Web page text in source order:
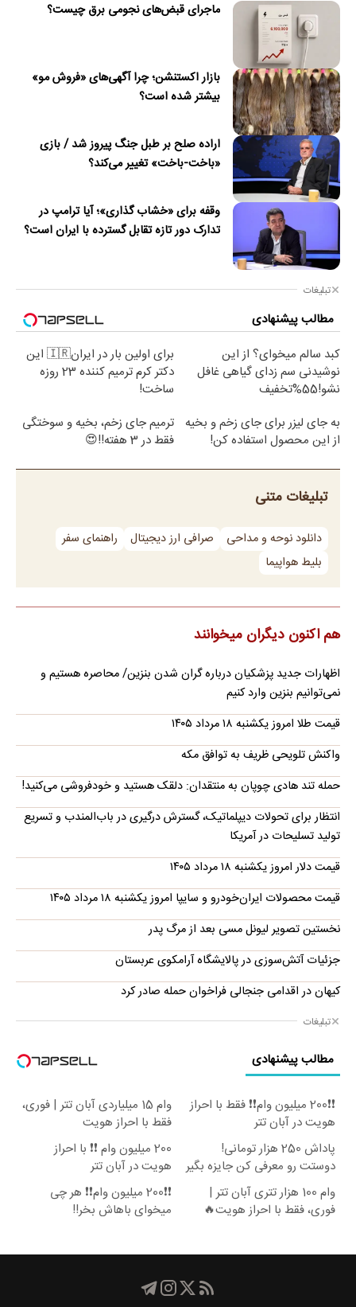
ماجرای قبض‌های نجومی برق چیست؟
بازار اکستنشن؛ چرا آگهی‌های «فروش مو»
بیشتر شده است؟
اراده صلح بر طبل جنگ پیروز شد / بازی
«باخت-باخت» تغییر می‌کند؟
وقفه برای «خشاب گذاری»؛ آیا ترامپ در
تدارک دور تازه تقابل گسترده با ایران است؟
تبلیغات
مطالب پیشنهادی
کبد سالم میخوای؟ از این
نوشیدنی سم زدای گیاهی غافل
نشو!55%تخفیف
برای اولین بار در ایران🇮🇷 این
دکتر کرم ترمیم کننده 23 روزه
ساخت!
به جای لیزر برای جای زخم و بخیه
از این محصول استفاده کن!
ترمیم جای زخم، بخیه و سوختگی
فقط در 3 هفته!!😍
تبلیغات متنی
دانلود نوحه و مداحی صرافی ارز دیجیتال
راهنمای سفر
بلیط هواپیما
هم اکنون دیگران میخوانند
اظهارات جدید پزشکیان درباره گران شدن بنزین/ محاصره هستیم و
نمی‌توانیم بنزین وارد کنیم
قیمت طلا امروز یکشنبه ۱۸ مرداد ۱۴۰۵
واکنش تلویحی ظریف به توافق مکه
حمله تند هادی چوپان به منتقدان: دلقک هستید و خودفروشی می‌کنید!
انتظار برای تحولات دیپلماتیک، گسترش درگیری در باب‌المندب و تسریع
تولید تسلیحات در آمریکا
قیمت دلار امروز یکشنبه ۱۸ مرداد ۱۴۰۵
قیمت محصولات ایران‌خودرو و سایپا امروز یکشنبه ۱۸ مرداد ۱۴۰۵
نخستین تصویر لیونل مسی بعد از مرگ پدر
جزئیات آتش‌سوزی در پالایشگاه آرامکوی عربستان
کیهان در اقدامی جنجالی فراخوان حمله صادر کرد
تبلیغات
مطالب پیشنهادی
❗❗200 میلیون وام❗❗ فقط با احراز
هویت در آبان تتر
وام 15 میلیاردی آبان تتر | فوری،
فقط با احراز هویت
پاداش 250 هزار تومانی!
دوستت رو معرفی کن جایزه بگیر
😍
200 میلیون وام ❗❗ با احراز
هویت در آبان تتر
وام 100 هزار تتری آبان تتر |
فوری، فقط با احراز هویت🔥
❗❗200 میلیون وام❗❗ هر چی
میخوای باهاش بخر!!